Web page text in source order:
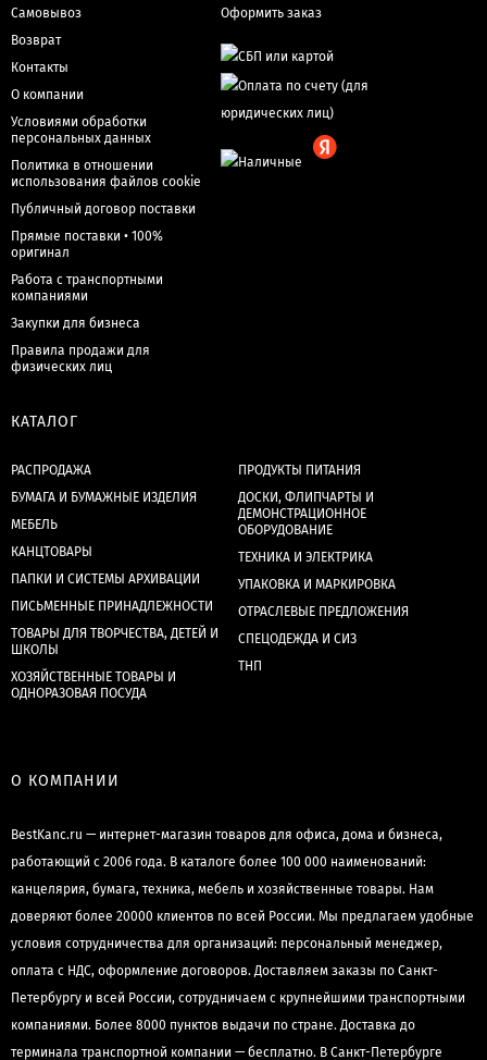
Самовывоз
Возврат
Контакты
О компании
Условиями обработки
персональных данных
Политика в отношении
использования файлов cookie
Публичный договор поставки
Прямые поставки • 100%
оригинал
Работа с транспортными
компаниями
Закупки для бизнеса
Правила продажи для
физических лиц
Оформить заказ
КАТАЛОГ
РАСПРОДАЖА
БУМАГА И БУМАЖНЫЕ ИЗДЕЛИЯ
МЕБЕЛЬ
КАНЦТОВАРЫ
ПАПКИ И СИСТЕМЫ АРХИВАЦИИ
ПИСЬМЕННЫЕ ПРИНАДЛЕЖНОСТИ
ТОВАРЫ ДЛЯ ТВОРЧЕСТВА, ДЕТЕЙ И
ШКОЛЫ
ХОЗЯЙСТВЕННЫЕ ТОВАРЫ И
ОДНОРАЗОВАЯ ПОСУДА
ПРОДУКТЫ ПИТАНИЯ
ДОСКИ, ФЛИПЧАРТЫ И
ДЕМОНСТРАЦИОННОЕ
ОБОРУДОВАНИЕ
ТЕХНИКА И ЭЛЕКТРИКА
УПАКОВКА И МАРКИРОВКА
ОТРАСЛЕВЫЕ ПРЕДЛОЖЕНИЯ
СПЕЦОДЕЖДА И СИЗ
ТНП
О КОМПАНИИ
BestKanc.ru — интернет-магазин товаров для офиса, дома и бизнеса,
работающий с 2006 года. В каталоге более 100 000 наименований:
канцелярия, бумага, техника, мебель и хозяйственные товары. Нам
доверяют более 20000 клиентов по всей России. Мы предлагаем удобные
условия сотрудничества для организаций: персональный менеджер,
оплата с НДС, оформление договоров. Доставляем заказы по Санкт-
Петербургу и всей России, сотрудничаем с крупнейшими транспортными
компаниями. Более 8000 пунктов выдачи по стране. Доставка до
терминала транспортной компании — бесплатно. В Санкт-Петербурге